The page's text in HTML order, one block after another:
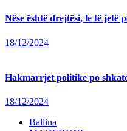
Nëse është drejtësi, le të
18/12/2024
Hakmarrjet politike po
18/12/2024
Ballina